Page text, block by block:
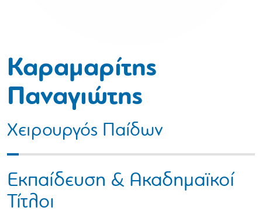
Καραμαρίτης
Παναγιώτης
Χειρουργός Παίδων
Εκπαίδευση & Ακαδημαϊκοί
Τίτλοι